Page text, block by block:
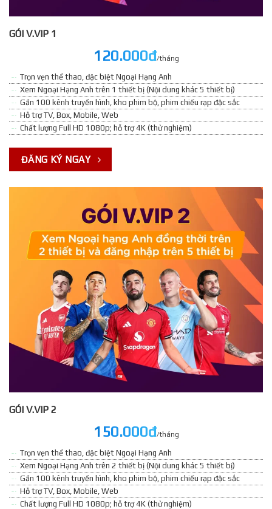
GÓI V.VIP 1
120.000đ/tháng
Trọn vẹn thể thao, đặc biệt Ngoại Hạng Anh
Xem Ngoại Hạng Anh trên 1 thiết bị (Nội dung khác 5 thiết bị)
Gần 100 kênh truyền hình, kho phim bộ, phim chiếu rạp đặc sắc
Hỗ trợ TV, Box, Mobile, Web
Chất lượng Full HD 1080p; hỗ trợ 4K (thử nghiệm)
ĐĂNG KÝ NGAY
GÓI V.VIP 2
150.000đ/tháng
Trọn vẹn thể thao, đặc biệt Ngoại Hạng Anh
Xem Ngoại Hạng Anh trên 2 thiết bị (Nội dung khác 5 thiết bị)
Gần 100 kênh truyền hình, kho phim bộ, phim chiếu rạp đặc sắc
Hỗ trợ TV, Box, Mobile, Web
Chất lượng Full HD 1080p; hỗ trợ 4K (thử nghiệm)